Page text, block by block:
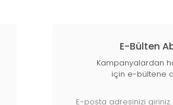
E-Bülten
Kampanyalardan
için e-bültene